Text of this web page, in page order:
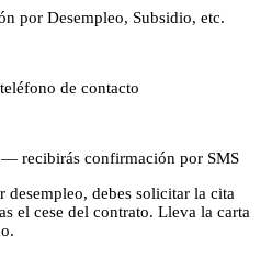
por Desempleo, Subsidio, etc.
de contacto
— recibirás confirmación por SMS
desempleo, debes solicitar la cita
el cese del contrato. Lleva la carta